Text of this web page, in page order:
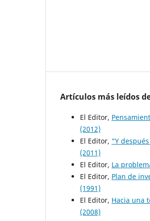
Artículos más leídos
El Editor,
(2012)
El Editor, “Y
(2011)
El Editor, La
El Editor, Plan de
(1991)
El Editor, Hacia una
(2008)